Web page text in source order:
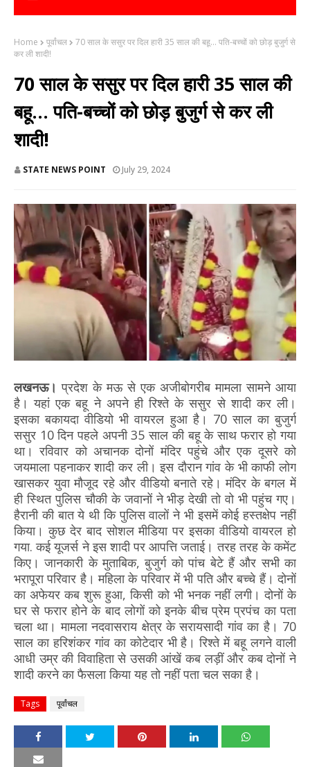
Home पूर्वांचल
70 साल के ससुर पर दिल हारी 35 साल की बहू... पति-बच्चों को छोड़ बुजुर्ग से
कर ली शादी!
70 साल के ससुर पर दिल हारी 35 साल की
बहू... पति-बच्चों को छोड़ बुजुर्ग से कर ली
शादी!
STATE NEWS POINT July 29, 2024
लखनऊ। प्रदेश के मऊ से एक अजीबोगरीब मामला सामने आया
है। यहां एक बहू ने अपने ही रिश्ते के ससुर से शादी कर ली।
इसका बकायदा वीडियो भी वायरल हुआ है। 70 साल का बुजुर्ग
ससुर 10 दिन पहले अपनी 35 साल की बहू के साथ फरार हो गया
था। रविवार को अचानक दोनों मंदिर पहुंचे और एक दूसरे को
जयमाला पहनाकर शादी कर ली। इस दौरान गांव के भी काफी लोग
खासकर युवा मौजूद रहे और वीडियो बनाते रहे। मंदिर के बगल में
ही स्थित पुलिस चौकी के जवानों ने भीड़ देखी तो वो भी पहुंच गए।
हैरानी की बात ये थी कि पुलिस वालों ने भी इसमें कोई हस्तक्षेप नहीं
किया। कुछ देर बाद सोशल मीडिया पर इसका वीडियो वायरल हो
गया. कई यूजर्स ने इस शादी पर आपत्ति जताई। तरह तरह के कमेंट
किए। जानकारी के मुताबिक, बुजुर्ग को पांच बेटे हैं और सभी का
भरापूरा परिवार है। महिला के परिवार में भी पति और बच्चे हैं। दोनों
का अफेयर कब शुरू हुआ, किसी को भी भनक नहीं लगी। दोनों के
घर से फरार होने के बाद लोगों को इनके बीच प्रेम प्रपंच का पता
चला था। मामला नदवासराय क्षेत्र के सरायसादी गांव का है। 70
साल का हरिशंकर गांव का कोटेदार भी है। रिश्ते में बहू लगने वाली
आधी उम्र की विवाहिता से उसकी आंखें कब लड़ीं और कब दोनों ने
शादी करने का फैसला किया यह तो नहीं पता चल सका है।
Tags पूर्वांचल